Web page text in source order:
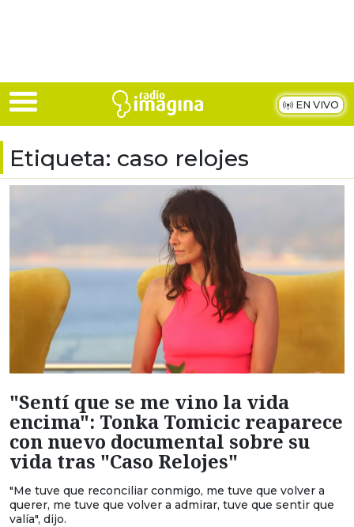
EN VIVO
Etiqueta: caso relojes
"Sentí que se me vino la vida
encima": Tonka Tomicic reaparece
con nuevo documental sobre su
vida tras "Caso Relojes"
"Me tuve que reconciliar conmigo, me tuve que volver a
querer, me tuve que volver a admirar, tuve que sentir que
valía", dijo.